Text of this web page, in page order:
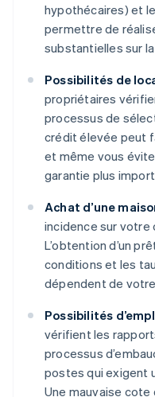
hypothécaires) et
permettre de
substantielles sur la
Possibilités de
propriétaires
processus de
crédit élevée peut
et même vous
garantie plus
Achat d’une
incidence sur votre
L’obtention d’un
conditions et les
dépendent de
Possibilités
vérifient les
processus
postes qui exigent
Une mauvaise